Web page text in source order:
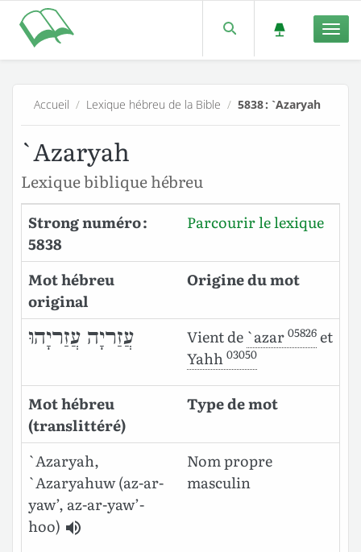
Accueil / Lexique hébreu de la Bible /5838 : `Azaryah
`Azaryah
Lexique biblique hébreu
Strong numéro :
5838
Parcourir le lexique
Mot hébreu
original
Origine du mot
עֲזַריָה עֲזַריָהוּ Vient de `azar 05826 et
Yahh 03050
Mot hébreu
(translittéré)
Type de mot
`Azaryah,
`Azaryahuw(az-ar-
yaw’, az-ar-yaw’-
hoo)
Nom propre
masculin